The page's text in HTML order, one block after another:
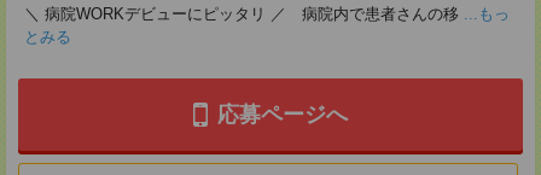
＼ 病院WORKデビューにピッタリ ／ 病院内で患者さんの移 ...もっ
とみる
応募ページへ